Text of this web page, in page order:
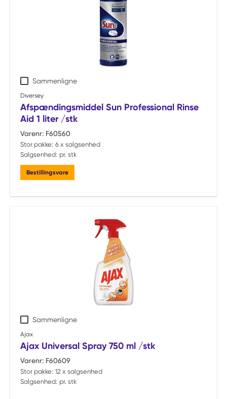
Sammenligne
Diversey
Afspændingsmiddel Sun Professional Rinse
Aid 1 liter /stk
Varenr: F60560
Stor pakke: 6 x salgsenhed
Salgsenhed: pr. stk
Bestillingsvare
Sammenligne
Ajax
Ajax Universal Spray 750 ml /stk
Varenr: F60609
Stor pakke: 12 x salgsenhed
Salgsenhed: pr. stk